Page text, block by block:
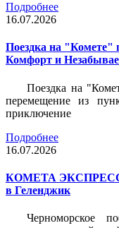
Подробнее
16.07.2026
Поездка на "Комете"
Комфорт и
Поездка на
перемещение из
приключение
Подробнее
16.07.2026
КОМЕТА ЭКСПРЕСС:
в Геленджик
Черноморское